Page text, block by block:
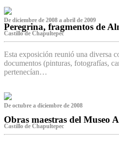
De diciembre de 2008 a abril de 2009
Peregrina, fragmentos de
Castillo de Chapultepec
Esta exposición reunió una diversa
documentos (pinturas, fotografías,
pertenecían…
De octubre a diciembre de 2008
Obras maestras del Museo
Castillo de Chapultepec